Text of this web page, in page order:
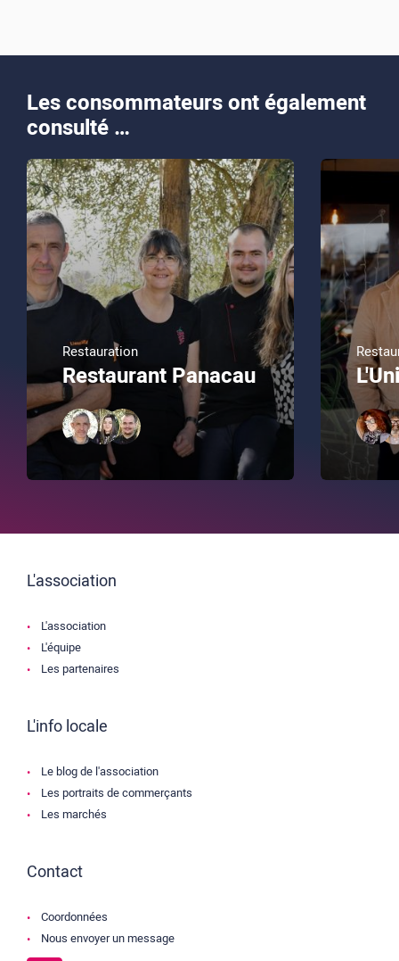
Les consommateurs ont également
consulté …
Restauration
Restaurant Panacau
L'association
L'association
L'équipe
Les partenaires
L'info locale
Le blog de l'association
Les portraits de commerçants
Les marchés
Contact
Coordonnées
Nous envoyer un message